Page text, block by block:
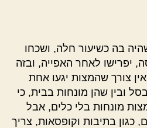
בה כשיעור חלה, ושכחו
יפרישו לאחר האפייה, ובזה
אין צורך שהמצות יגעו אחת
ובין שהן מונחות בבית, כי
מונחות בלי כלים, אבל
כגון בתיבות וקופסאות, צריך